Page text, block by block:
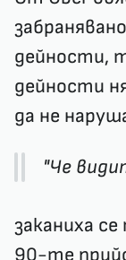
дейности,
дейности
да не
"Че
заканиха
90-те